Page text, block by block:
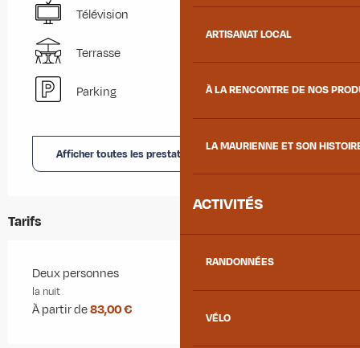
ARTISANAT LOCAL
À LA RENCONTRE DE NOS
LA MAURIENNE ET SON
ACTIVITÉS
RANDONNÉES
VÉLO
Télévision
Terrasse
Parking
Afficher toutes les prestations
Tarifs
Tarifs 2026
Deux personnes
la nuit
À partir de83,00 €